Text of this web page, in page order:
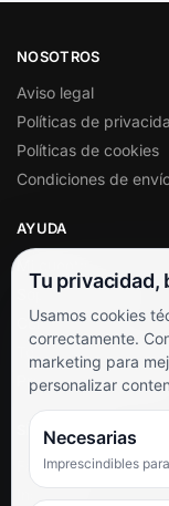
NOSOTROS
Aviso legal
Políticas de
Políticas de cookies
Condiciones de
AYUDA
Soporte al cliente
Contacto
Términos y
Preguntas frecuentes
SÍGUENOS
Facebook
Tu privacidad,
Usamos cookies
correctamente.
marketing para
personalizar
Necesarias
Imprescindibles